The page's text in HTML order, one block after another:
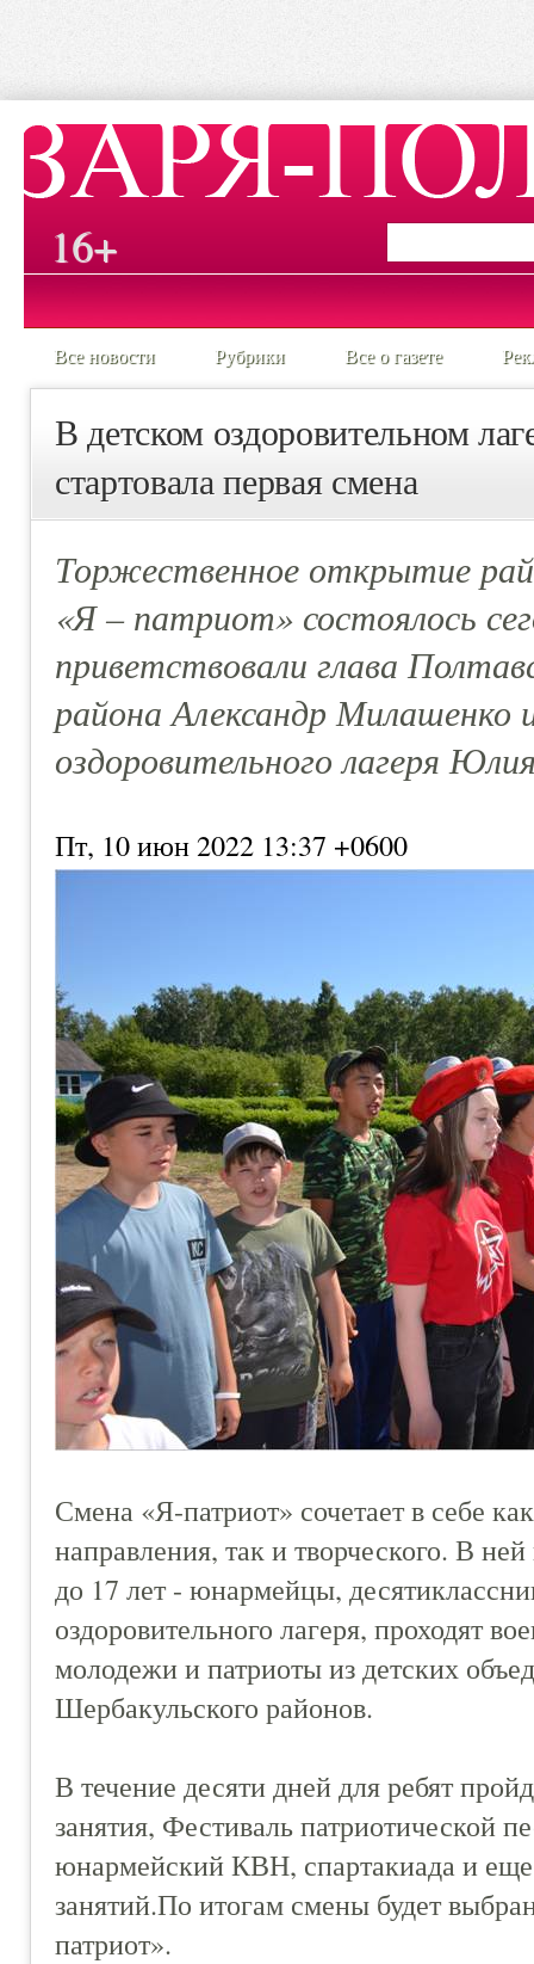
16+
Все новости Рубрики Все о газете
В детском оздоровительном
стартовала первая смена
Торжественное открытие
«Я – патриот» состоялось
приветствовали глава
района Александр Милашенко
оздоровительного лагеря
Пт, 10 июн 2022 13:37 +0600
Смена «Я-патриот» сочетает в себе
направления, так и творческого. В
до 17 лет - юнармейцы,
оздоровительного лагеря, проходят
молодежи и патриоты из детских
Шербакульского районов.
В течение десяти дней для ребят
занятия, Фестиваль патриотической
юнармейский КВН, спартакиада и
занятий.По итогам смены будет
патриот».